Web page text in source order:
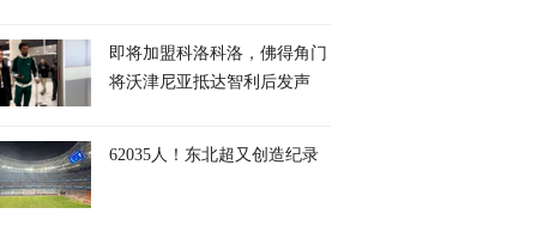
即将加盟科洛科洛，佛得角门
将沃津尼亚抵达智利后发声
62035人！东北超又创造纪录